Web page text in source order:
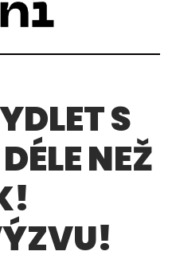
S
NEŽ